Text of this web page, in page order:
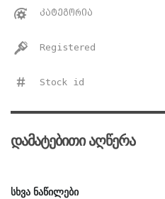
კატეგორია
Registered
Stock id
დამატებითი აღწერა
ᲡᲮᲕᲐ ᲜᲐᲬᲘᲚᲔᲑᲘ